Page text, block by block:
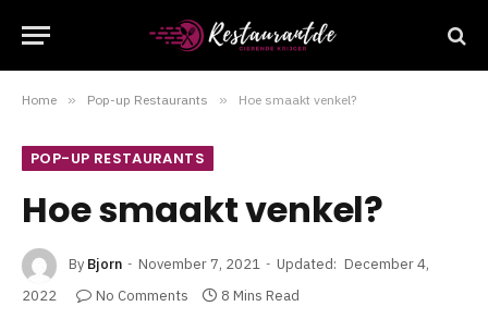
Home » Pop-up Restaurants » Hoe smaakt venkel?
POP-UP RESTAURANTS
Hoe smaakt venkel?
By Bjorn November 7, 2021 Updated: December 4,
2022
No Comments 8 Mins Read